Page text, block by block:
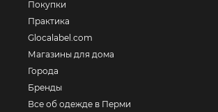
Покупки
Практика
Glocalabel.com
Магазины для дома
Города
Бренды
Все об одежде в Перми